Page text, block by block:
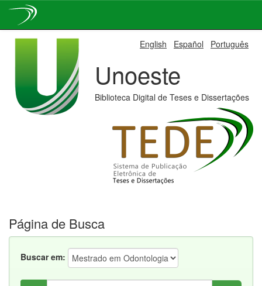
English Español Português
Unoeste
Biblioteca Digital de Teses e Dissertações
Página de Busca
Buscar em: